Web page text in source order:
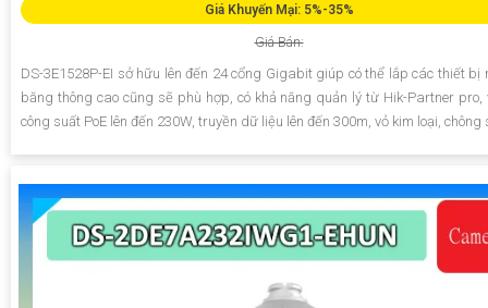
Giá Khuyến Mại: 5%-35%
Giá Bán:
DS-3E1528P-EI sở hữu lên đến 24 cổng Gigabit giúp có thể lắp các thiết bị
băng thông cao cũng sẽ phù hợp, có khả năng quản lý từ Hik-Partner pro,
công suất PoE lên đến 230W, truyền dữ liệu lên đến 300m, vỏ kim loại, chông